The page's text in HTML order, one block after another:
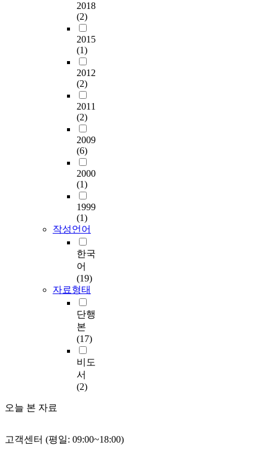
2018
(2)
2015
(1)
2012
(2)
2011
(2)
2009
(6)
2000
(1)
1999
(1)
작성언어
한국
어
(19)
자료형태
단행
본
(17)
비도
서
(2)
오늘 본 자료
고객센터 (평일: 09:00~18:00)